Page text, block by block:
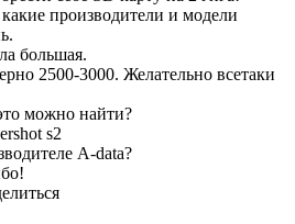
производители и модели
большая.
2500-3000. Желательно всетаки
можно найти?
s2
A-data?